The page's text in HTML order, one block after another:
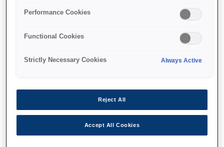
Up to 250mm per second
Performance Cookies
Functional Cookies
Strictly Necessary Cookies Always Active
Reject All
Accept All Cookies